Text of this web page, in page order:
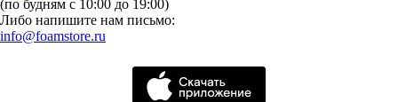
(по будням с 10:00 до 19:00)
Либо напишите нам письмо:
info@foamstore.ru